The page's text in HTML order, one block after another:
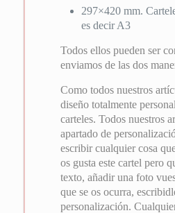
297×420 mm.
es decir A3
Todos ellos pueden ser
enviamos de las dos
Como todos nuestros
diseño totalmente
carteles. Todos nuestros
apartado de
escribir cualquier cosa
os gusta este cartel pero
texto, añadir una foto
que se os ocurra,
personalización.